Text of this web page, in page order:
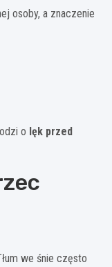
osoby, a znaczenie
o lęk przed
we śnie często